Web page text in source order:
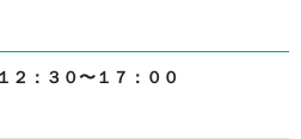
２：３０〜１７：００